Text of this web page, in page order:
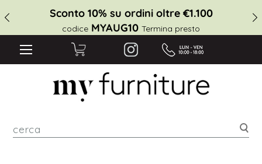
Sconto 10% su ordini oltre €1.100
codice MYAUG10 Termina presto